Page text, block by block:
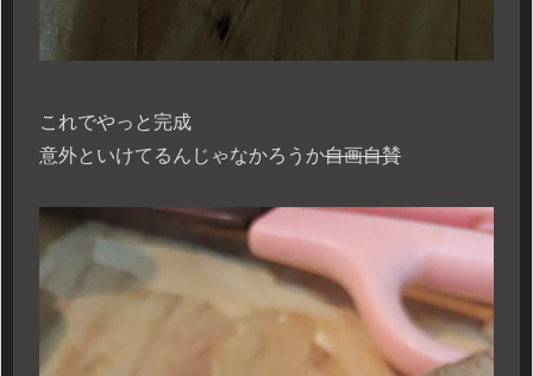
これでやっと完成
意外といけてるんじゃなかろうか自画自賛